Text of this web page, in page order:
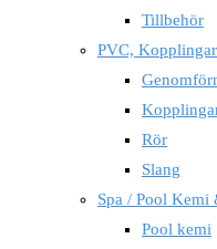
Tillbehör
PVC,
Rör
Slang
Spa / Pool Kemi
Pool kemi